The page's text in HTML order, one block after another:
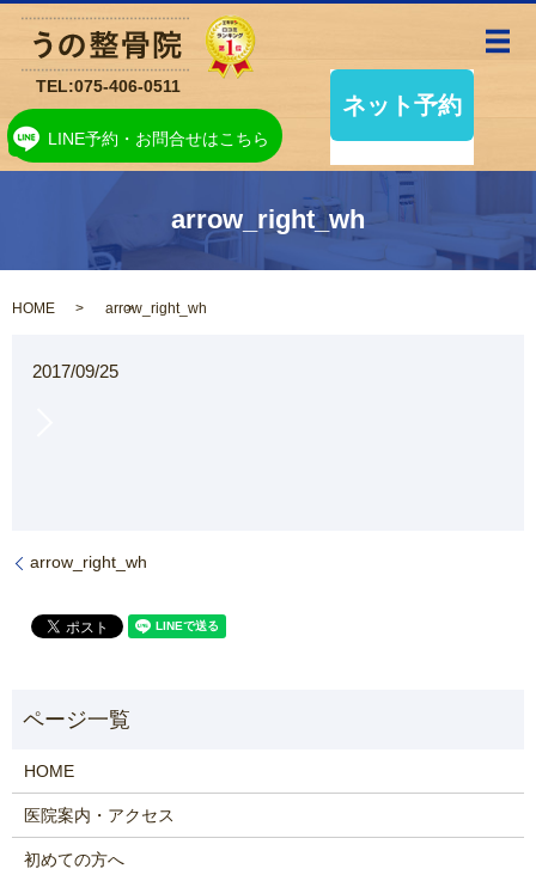
LINE予約・お問合せはこちら
TEL:075-406-0511
メ
arrow_right_wh
HOME arrow_right_wh
2017/09/25
arrow_right_wh
HOME
医院案内・アクセス
初めての方へ